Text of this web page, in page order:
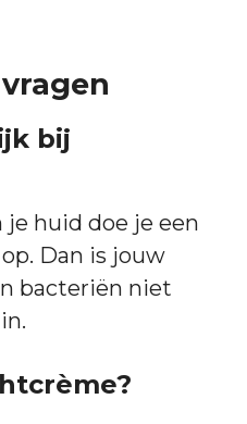
bij
huid doe je een
Dan is jouw
bacteriën niet